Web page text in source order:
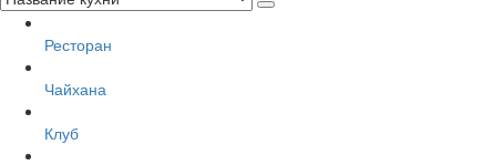
Ресторан
Чайхана
Клуб